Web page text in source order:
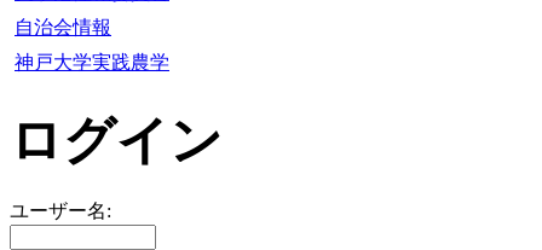
自治会情報
神戸大学実践農学
ログイン
ユーザー名: